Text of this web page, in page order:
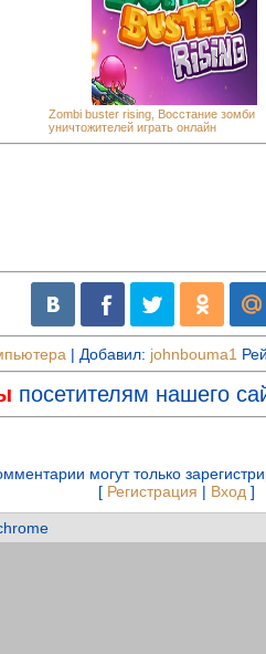
Zombi buster rising, Восстание зомби
уничтожителей играть онлайн
| Добавил: johnbouma1
посетителям нашего
могут только
[ Регистрация | Вход ]